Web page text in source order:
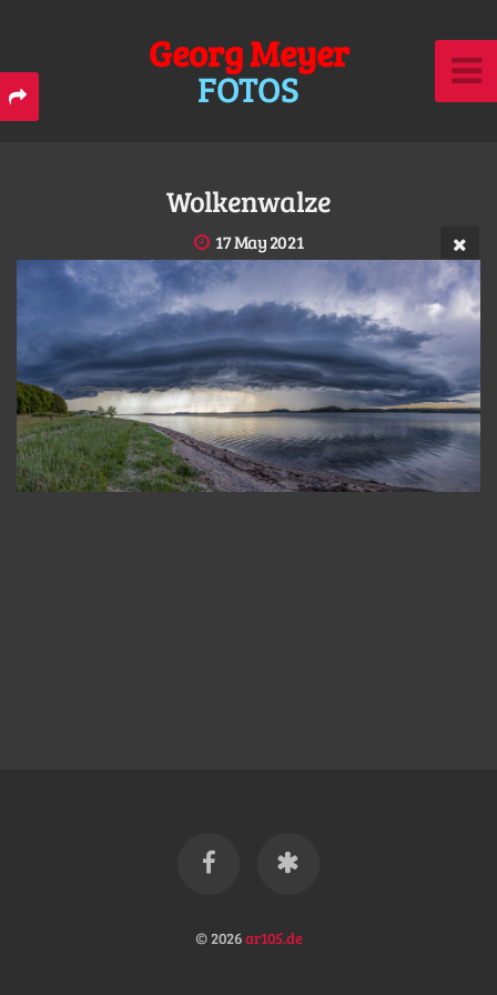
Georg Meyer
FOTOS
Wolkenwalze
17 May 2021
© 2026ar105.de